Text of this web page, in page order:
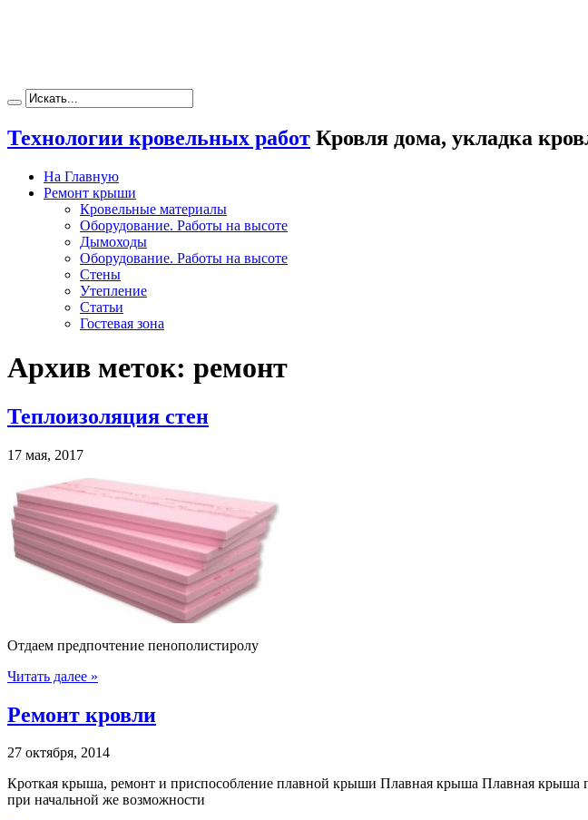
Технологии кровельных работ Кровля дома, укладка
На Главную
Ремонт крыши
Кровельные материалы
Оборудование. Работы на высоте
Дымоходы
Оборудование. Работы на высоте
Стены
Утепление
Статьи
Гостевая зона
Архив меток: ремонт
Теплоизоляция стен
17 мая, 2017
Отдаем предпочтение пенополистиролу
Читать далее »
Ремонт кровли
27 октября, 2014
Кроткая крыша, ремонт и приспособление плавной крыши Плавная крыша Плавная
при начальной же возможности